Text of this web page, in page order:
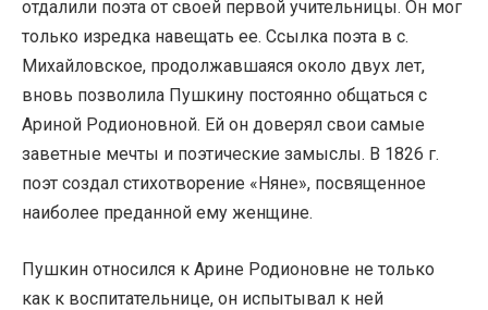
отдалили поэта от своей первой учительницы. Он мог
только изредка навещать ее. Ссылка поэта в с.
Михайловское, продолжавшаяся около двух лет,
вновь позволила Пушкину постоянно общаться с
Ариной Родионовной. Ей он доверял свои самые
заветные мечты и поэтические замыслы. В 1826 г.
поэт создал стихотворение «Няне», посвященное
наиболее преданной ему женщине.
Пушкин относился к Арине Родионовне не только
как к воспитательнице, он испытывал к ней